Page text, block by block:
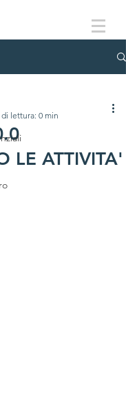
LE ATTIVITA'
lettura: 0 min